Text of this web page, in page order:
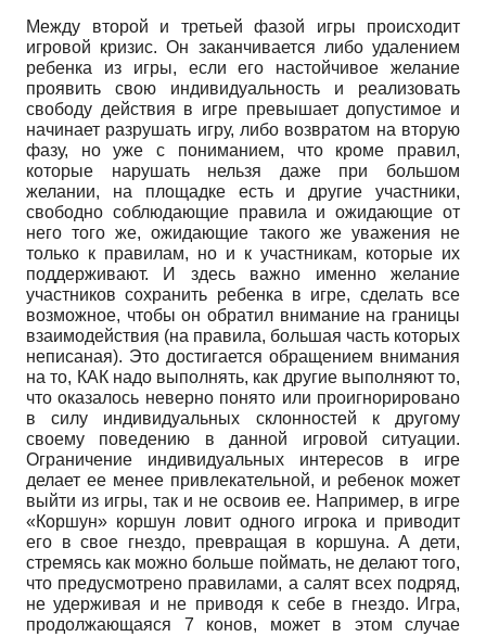
Между второй и третьей фазой игры происходит
игровой кризис. Он заканчивается либо удалением
ребенка из игры, если его настойчивое желание
проявить свою индивидуальность и реализовать
свободу действия в игре превышает допустимое и
начинает разрушать игру, либо возвратом на вторую
фазу, но уже с пониманием, что кроме правил,
которые нарушать нельзя даже при большом
желании, на площадке есть и другие участники,
свободно соблюдающие правила и ожидающие от
него того же, ожидающие такого же уважения не
только к правилам, но и к участникам, которые их
поддерживают. И здесь важно именно желание
участников сохранить ребенка в игре, сделать все
возможное, чтобы он обратил внимание на границы
взаимодействия (на правила, большая часть которых
неписаная). Это достигается обращением внимания
на то, КАК надо выполнять, как другие выполняют то,
что оказалось неверно понято или проигнорировано
в силу индивидуальных склонностей к другому
своему поведению в данной игровой ситуации.
Ограничение индивидуальных интересов в игре
делает ее менее привлекательной, и ребенок может
выйти из игры, так и не освоив ее. Например, в игре
«Коршун» коршун ловит одного игрока и приводит
его в свое гнездо, превращая в коршуна. А дети,
стремясь как можно больше поймать, не делают того,
что предусмотрено правилами, а салят всех подряд,
не удерживая и не приводя к себе в гнездо. Игра,
продолжающаяся 7 конов, может в этом случае